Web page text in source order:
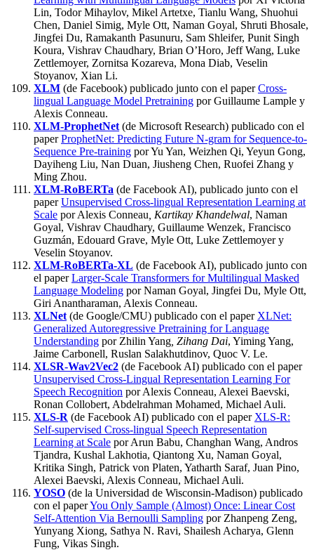
Lin, Todor Mihaylov, Mikel Artetxe, Tianlu Wang, Shuohui
Chen, Daniel Simig, Myle Ott, Naman Goyal, Shruti Bhosale,
Jingfei Du, Ramakanth Pasunuru, Sam Shleifer, Punit Singh
Koura, Vishrav Chaudhary, Brian O’Horo, Jeff Wang, Luke
Zettlemoyer, Zornitsa Kozareva, Mona Diab, Veselin
Stoyanov, Xian Li.
XLM (de Facebook) publicado junto con el paperCross-
lingual Language Model Pretraining por Guillaume Lample y
Alexis Conneau.
XLM-ProphetNet (de Microsoft Research) publicado con el
paperProphetNet: Predicting Future N-gram for Sequence-to-
Sequence Pre-training por Yu Yan, Weizhen Qi, Yeyun Gong,
Dayiheng Liu, Nan Duan, Jiusheng Chen, Ruofei Zhang y
Ming Zhou.
XLM-RoBERTa (de Facebook AI), publicado junto con el
paperUnsupervised Cross-lingual Representation Learning at
Scale por Alexis Conneau , Kartikay Khandelwal, Naman
Goyal, Vishrav Chaudhary, Guillaume Wenzek, Francisco
Guzmán, Edouard Grave, Myle Ott, Luke Zettlemoyer y
Veselin Stoyanov.
XLM-RoBERTa-XL (de Facebook AI), publicado junto con
el paperLarger-Scale Transformers for Multilingual Masked
Language Modeling por Naman Goyal, Jingfei Du, Myle Ott,
Giri Anantharaman, Alexis Conneau.
XLNet (de Google/CMU) publicado con el paper XLNet:
Generalized Autoregressive Pretraining for Language
Understanding por Zhilin Yang , Zihang Dai, Yiming Yang,
Jaime Carbonell, Ruslan Salakhutdinov, Quoc V. Le.
XLSR-Wav2Vec2 (de Facebook AI) publicado con el paper
Unsupervised Cross-Lingual Representation Learning For
Speech Recognition por Alexis Conneau, Alexei Baevski,
Ronan Collobert, Abdelrahman Mohamed, Michael Auli.
XLS-R (de Facebook AI) publicado con el paper XLS-R:
Self-supervised Cross-lingual Speech Representation
Learning at Scale por Arun Babu, Changhan Wang, Andros
Tjandra, Kushal Lakhotia, Qiantong Xu, Naman Goyal,
Kritika Singh, Patrick von Platen, Yatharth Saraf, Juan Pino,
Alexei Baevski, Alexis Conneau, Michael Auli.
YOSO (de la Universidad de Wisconsin-Madison) publicado
con el paperYou Only Sample (Almost) Once: Linear Cost
Self-Attention Via Bernoulli Sampling por Zhanpeng Zeng,
Yunyang Xiong, Sathya N. Ravi, Shailesh Acharya, Glenn
Fung, Vikas Singh.